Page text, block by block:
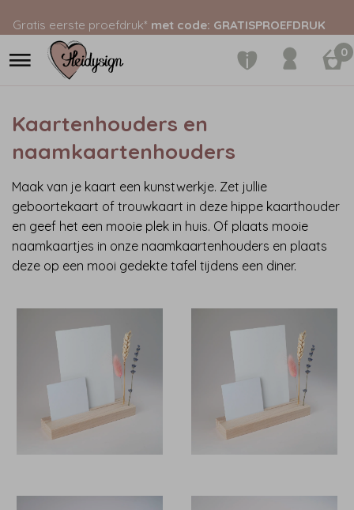
Gratis eerste proefdruk* met code: GRATISPROEFDRUK
0
Kaartenhouders en
naamkaartenhouders
Maak van je kaart een kunstwerkje. Zet jullie
geboortekaart of trouwkaart in deze hippe kaarthouder
en geef het een mooie plek in huis. Of plaats mooie
naamkaartjes in onze naamkaartenhouders en plaats
deze op een mooi gedekte tafel tijdens een diner.